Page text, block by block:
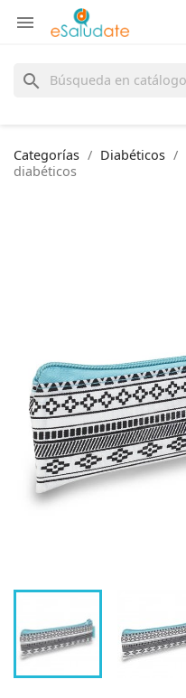

search
Categorías Diabéticos
diabéticos